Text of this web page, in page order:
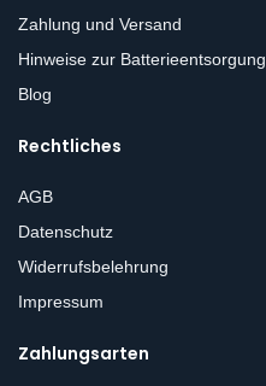
Zahlung und Versand
Hinweise zur Batterieentsorgung
Blog
Rechtliches
AGB
Datenschutz
Widerrufsbelehrung
Impressum
Zahlungsarten